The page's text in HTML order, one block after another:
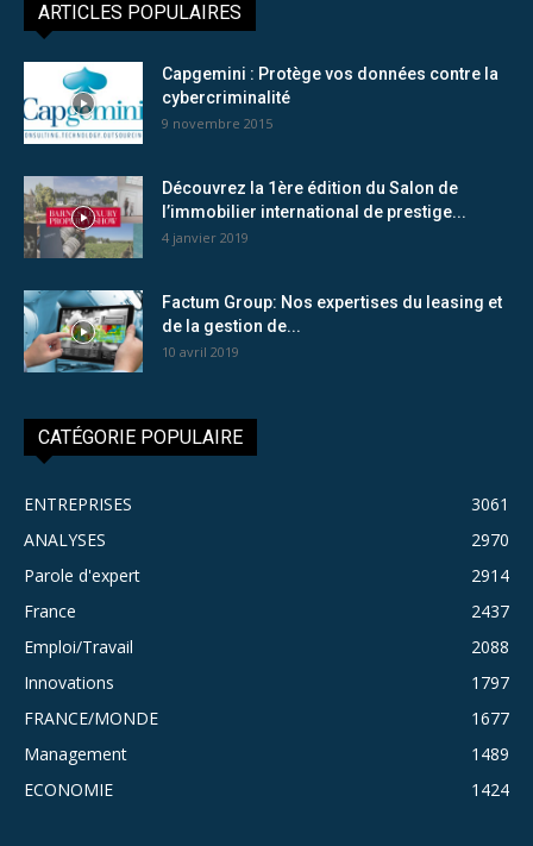
ARTICLES POPULAIRES
Capgemini : Protège vos données contre la
cybercriminalité
9 novembre 2015
Découvrez la 1ère édition du Salon de
l’immobilier international de prestige...
4 janvier 2019
Factum Group: Nos expertises du leasing et
de la gestion de...
10 avril 2019
CATÉGORIE POPULAIRE
ENTREPRISES
3061
ANALYSES
2970
Parole d'expert
2914
France
2437
Emploi/Travail
2088
Innovations
1797
FRANCE/MONDE
1677
Management
1489
ECONOMIE
1424